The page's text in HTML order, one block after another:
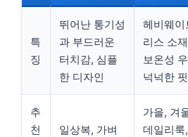
특
징
뛰어난 통기성
과 부드러운
터치감, 심플
한 디자인
헤비웨이
리스 소
보온성
넉넉한 핏
추
천
일상복, 가벼
가을, 겨
데일리룩